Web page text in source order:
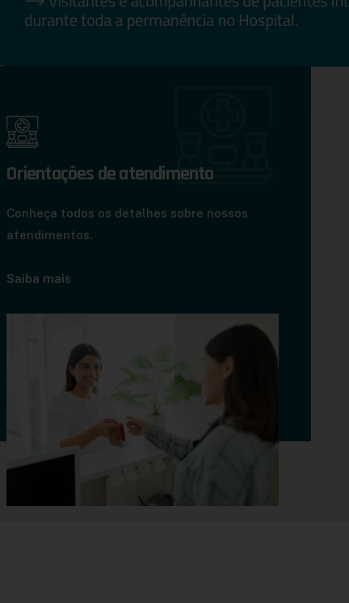
Orientações de atendimento
Conheça todos os detalhes sobre nossos
atendimentos.
Saiba mais